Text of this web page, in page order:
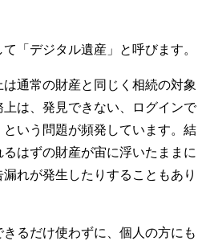
「デジタル遺産」と呼びます。
通常の財産と同じく相続の対象
は、発見できない、ログインで
いう問題が頻発しています。結
はずの財産が宙に浮いたままに
れが発生したりすることもあり
るだけ使わずに、個人の方にも